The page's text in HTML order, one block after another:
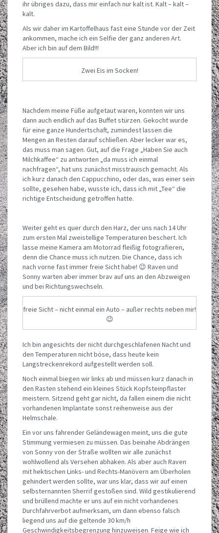
ihr übriges dazu, dass mir einfach nur kalt ist. Kalt – kalt –
kalt.
Als wir daher im Kartoffelhaus fast eine Stunde vor der Zeit
ankommen, mache ich ein Selfie der ganz anderen Art.
Aber ich bin auf dem Bild!!!
Zwei Eis im Socken!
Nachdem meine Füße aufgetaut waren, konnten wir uns
dann auch endlich auf das Buffet stürzen. Gekocht wurde
für eine ganze Hundertschaft, zumindest lassen die
Mengen an Resten darauf schließen. Aber lecker war es,
das muss man sagen. Gut, auf die Frage „Haben Sie auch
Milchkaffee“ zu antworten „da muss ich einmal
nachfragen“, hat uns zunächst misstrauisch gemacht. Als
ich kurz danach den Cappucchino, oder das, was einer sein
sollte, gesehen habe, wusste ich, dass ich mit „Tee“ die
richtige Entscheidung getroffen hatte.
Weiter geht es quer durch den Harz, der uns nach 14 Uhr
zum ersten Mal zweistellige Temperaturen beschert. Ich
lasse meine Kamera am Motorrad fleißig fotografieren,
denn die Chance muss ich nutzen. Die Chance, dass ich
nach vorne fast immer freie Sicht habe! 😉 Raven und
Sonny warten aber immer brav auf uns an den Abzweigen
und bei Richtungswechseln.
freie Sicht – nicht einmal ein Auto – außer rechts neben mir!
😉
Ich bin angesichts der nicht durchgeschlafenen Nacht und
den Temperaturen nicht böse, dass heute kein
Langstreckenrekord aufgestellt werden soll.
Noch einmal biegen wir links ab und müssen kurz danach in
den Rasten stehend ein kleines Stück Kopfsteinpflaster
meistern. Sitzend geht gar nicht, da fallen einem die nicht
vorhandenen Implantate sonst reihenweise aus der
Helmschale.
Ein vor uns fahrender Geländewagen meint, uns die gute
Stimmung vermiesen zu müssen. Das beinahe Abdrängen
von Sonny von der Straße wollten wir alle zunächst
wohlwollend als Versehen abhaken. Als aber auch Raven
mit hektischen Links- und Rechts-Manövern am Überholen
gehindert werden sollte, war uns klar, dass wir auf einen
selbsternannten Sherrif gestoßen sind. Wild gestikulierend
und brüllend machte er uns auf ein nicht vorhandenes
Durchfahrverbot aufmerksam, um dann ebenso falsch
liegend uns auf die geltende 30 km/h
Geschwindigkeitsbegrenzung hinzuweisen. Feige wie ich